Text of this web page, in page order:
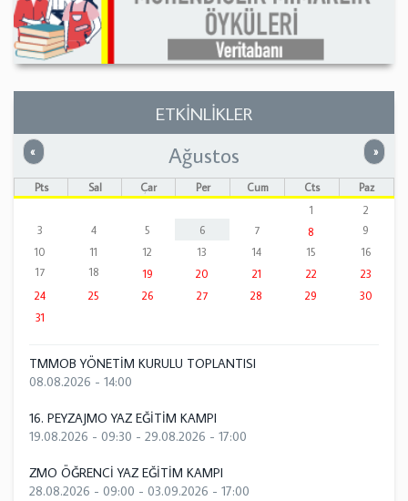
ETKİNLİKLER
« Önceki »
Ağustos
Pts Sal Çar Per Cum Cts
Paz
1
2
3
4 5 6 7 8
9
10
11 12 13 14 15
16
17
18 19 20 21 22
23
24
25 26 27 28 29
30
31
TMMOB YÖNETİM KURULU TOPLANTISI
08.08.2026 - 14:00
16. PEYZAJMO YAZ EĞİTİM KAMPI
19.08.2026 - 09:30 - 29.08.2026 - 17:00
ZMO ÖĞRENCİ YAZ EĞİTİM KAMPI
28.08.2026 - 09:00 - 03.09.2026 - 17:00